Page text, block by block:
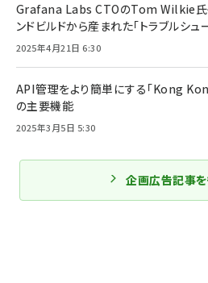
Grafana Labs CTOのTom Wilkie氏イ
ンドビルドから産まれた「トラブルシュ
2025年4月21日 6:30
API管理をより簡単にする「Kong
の主要機能
2025年3月5日 5:30
企画広告記事を